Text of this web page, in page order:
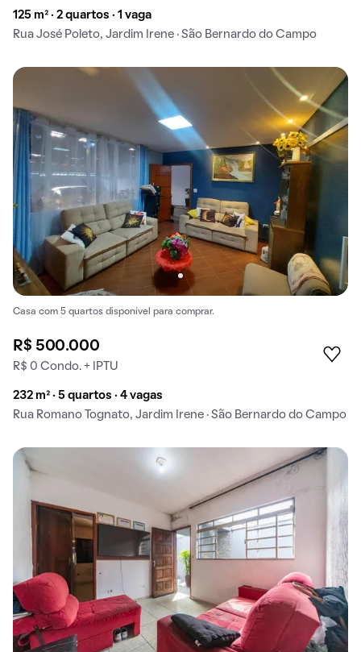
125 m² · 2 quartos · 1 vaga
Rua José Poleto, Jardim Irene · São Bernardo do Campo
Casa com 5 quartos disponível para comprar.
R$ 500.000
R$ 0 Condo. + IPTU
232 m² · 5 quartos · 4 vagas
Rua Romano Tognato, Jardim Irene · São Bernardo do Campo